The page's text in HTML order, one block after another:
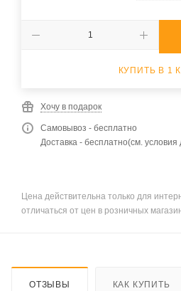
КУПИТЬ В 1
Хочу в подарок
Самовывоз - бесплатно
Доставка - бесплатно(см. условия
Цена действительна только для
отличаться от цен в розничных
ОТЗЫВЫ КАК КУПИТЬ